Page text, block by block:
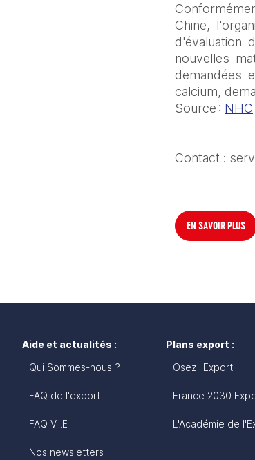
Chine,
d'évaluation
nouvelles
demandées
calcium,
Source : NHC
Contact :
EN SAVOIR PLUS
Aide et actualités :
Qui Sommes-nous ?
FAQ de l'export
FAQ V.I.E
Nos newsletters
Plans export :
Osez l'Export
France 2030
L'Académie de